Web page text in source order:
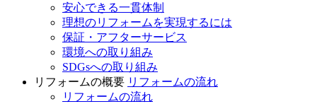
安心できる一貫体制
理想のリフォームを実現するには
保証・アフターサービス
環境への取り組み
SDGsへの取り組み
リフォームの概要 リフォームの流れ
リフォームの流れ